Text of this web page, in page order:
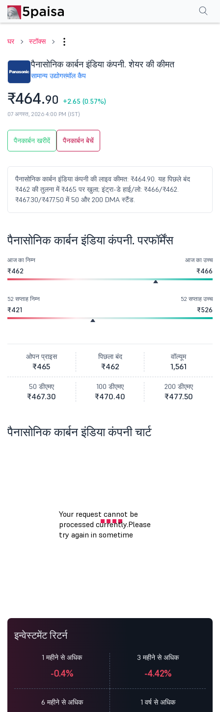
घर स्टॉक्स
पैनासोनिक कार्बन इंडिया कंपनी. शेयर की कीमत
सामान्य उद्योगस्मॉल कैप
₹464.90 +2.65 (0.57%)
07 अगस्त, 2026 4:00 PM (IST)
पैनकार्बन खरीदें पैनकार्बन बेचें
पैनासोनिक कार्बन इंडिया कंपनी की लाइव कीमत: ₹464.90. यह पिछले बंद
₹462 की तुलना में ₹465 पर खुला; इंट्रा-डे हाई/लो: ₹466/₹462.
₹467.30/₹477.50 में 50 और 200 DMA स्टैंड.
परफॉर्मेंसफाइनेंशियल्स सामान्य प्रश्न
पैनासोनिक कार्बन इंडिया कंपनी. परफॉर्मेंस
आज का निम्न
₹462
आज का उच्च
₹466
52 सप्ताह निम्न
₹421
52 सप्ताह उच्च
₹526
ओपन प्राइस
₹465
पिछला बंद
₹462
वॉल्यूम
1,561
50 डीएमए
₹467.30
100 डीएमए
₹470.40
200 डीएमए
₹477.50
पैनासोनिक कार्बन इंडिया कंपनी चार्ट
इन्वेस्टमेंट रिटर्न
1 महीने से अधिक
-0.4%
3 महीने से अधिक
-4.42%
6 महीने से अधिक 1 वर्ष से अधिक